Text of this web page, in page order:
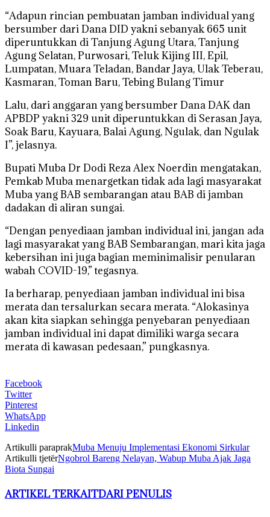
“Adapun rincian pembuatan jamban individual yang
bersumber dari Dana DID yakni sebanyak 665 unit
diperuntukkan di Tanjung Agung Utara, Tanjung
Agung Selatan, Purwosari, Teluk Kijing III, Epil,
Lumpatan, Muara Teladan, Bandar Jaya, Ulak Teberau,
Kasmaran, Toman Baru, Tebing Bulang Timur
Lalu, dari anggaran yang bersumber Dana DAK dan
APBDP yakni 329 unit diperuntukkan di Serasan Jaya,
Soak Baru, Kayuara, Balai Agung, Ngulak, dan Ngulak
I”, jelasnya.
Bupati Muba Dr Dodi Reza Alex Noerdin mengatakan,
Pemkab Muba menargetkan tidak ada lagi masyarakat
Muba yang BAB sembarangan atau BAB di jamban
dadakan di aliran sungai.
“Dengan penyediaan jamban individual ini, jangan ada
lagi masyarakat yang BAB Sembarangan, mari kita jaga
kebersihan ini juga bagian meminimalisir penularan
wabah COVID-19,” tegasnya.
Ia berharap, penyediaan jamban individual ini bisa
merata dan tersalurkan secara merata. “Alokasinya
akan kita siapkan sehingga penyebaran penyediaan
jamban individual ini dapat dimiliki warga secara
merata di kawasan pedesaan,” pungkasnya.
Facebook
Twitter
Pinterest
WhatsApp
Linkedin
Artikulli paraprakMuba Menuju Implementasi Ekonomi Sirkular
Artikulli tjetërNgobrol Bareng Nelayan, Wabup Muba Ajak Jaga
Biota Sungai
ARTIKEL TERKAITDARI PENULIS